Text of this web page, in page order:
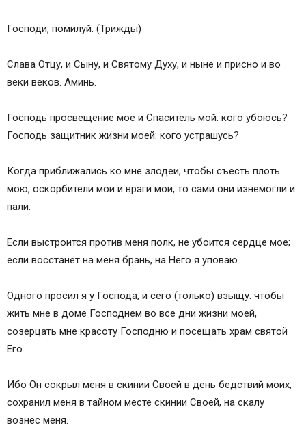
Господи, помилуй. (Трижды)
Слава Отцу, и Сыну, и Святому Духу, и ныне и присно и во
веки веков. Аминь.
Господь просвещение мое и Спаситель мой: кого убоюсь?
Господь защитник жизни моей: кого устрашусь?
Когда приближались ко мне злодеи, чтобы съесть плоть
мою, оскорбители мои и враги мои, то сами они изнемогли и
пали.
Если выстроится против меня полк, не убоится сердце мое;
если восстанет на меня брань, на Него я уповаю.
Одного просил я у Господа, и сего (только) взыщу: чтобы
жить мне в доме Господнем во все дни жизни моей,
созерцать мне красоту Господню и посещать храм святой
Его.
Ибо Он сокрыл меня в скинии Своей в день бедствий моих,
сохранил меня в тайном месте скинии Своей, на скалу
вознес меня.